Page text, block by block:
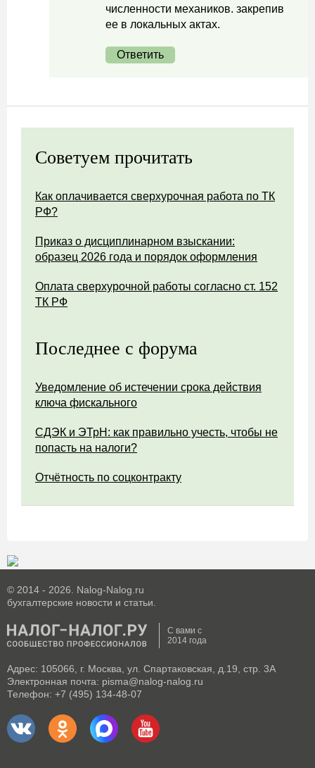
численности механиков. закрепив
ее в локальных актах.
Ответить
Советуем прочитать
Как оплачивается сверхурочная работа по ТК
РФ?
Приказ о дисциплинарном взыскании:
образец 2026 года и порядок оформления
Оплата сверхурочной работы согласно ст. 152
ТК РФ
Последнее с форума
Уведомление об истечении срока действия
ключа фискального
СДЭК и ЭТрН: как правильно учесть, чтобы не
попасть на налоги?
Отчётность по соцконтракту
© 2014 - 2026. Nalog-Nalog.ru
бухгалтерские новости и статьи.
С вами с
2014 года
Адрес: 105066, г. Москва, ул. Спартаковская, д.19, стр. 3А
Электронная почта: pisma@nalog-nalog.ru
Телефон: +7 (495) 134-48-07